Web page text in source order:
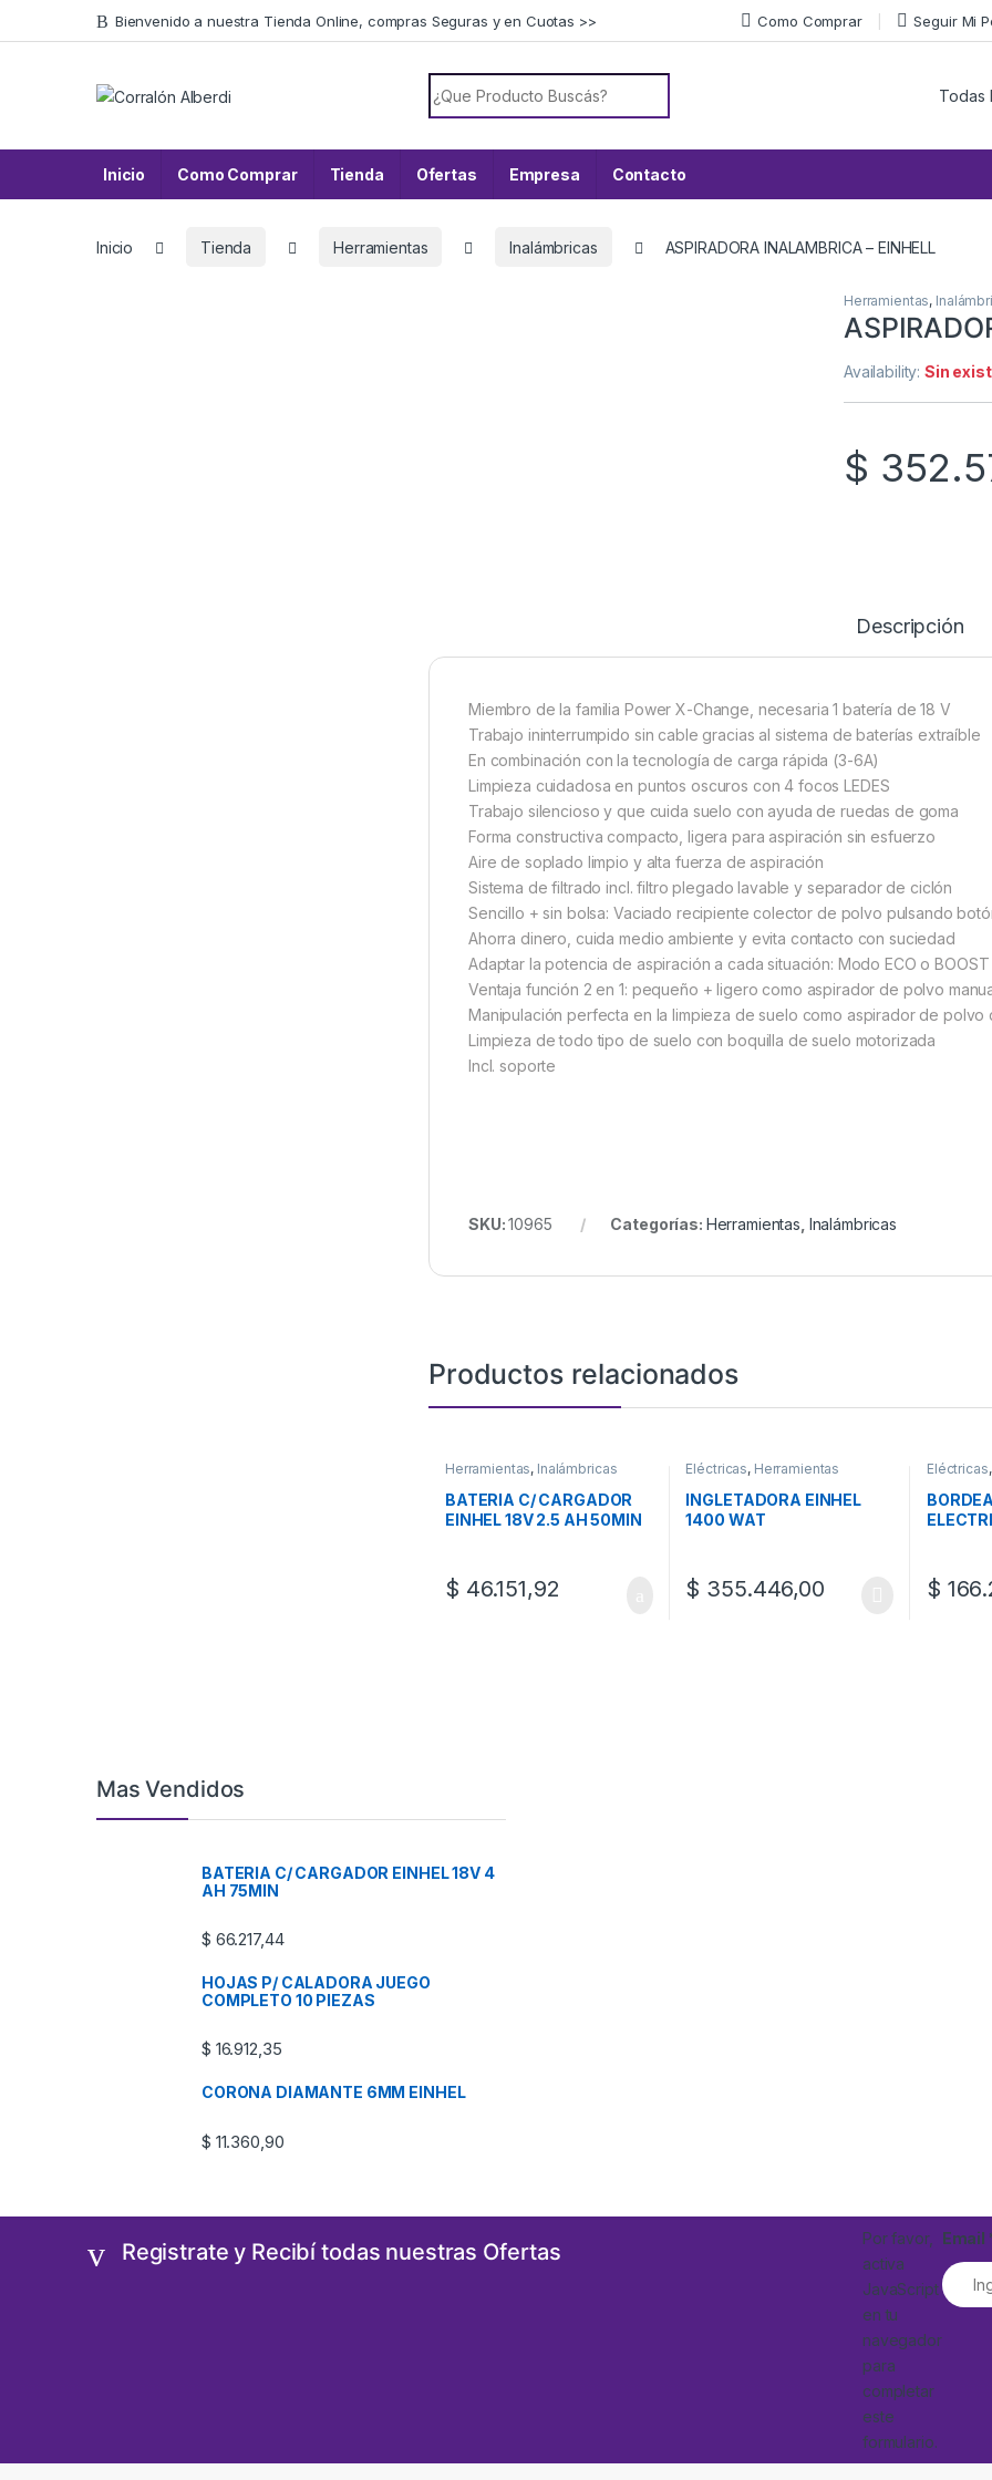
Skip to navigation
Skip to content Bienvenido a nuestra Tienda Online, compras Seguras y en Cuotas >> Como Comprar Seguir Mi
Search for:
Inicio Como Comprar Tienda Ofertas Empresa Contacto
Inicio Tienda Herramientas Inalámbricas ASPIRADORA INALAMBRICA – EINHELL
Herramientas,
Availability:Sin
$
Descripción
Miembro de la familia Power X-Change, necesaria 1 batería de 18 V
Trabajo ininterrumpido sin cable gracias al sistema de baterías extraíble
En combinación con la tecnología de carga rápida (3-6A)
Limpieza cuidadosa en puntos oscuros con 4 focos LEDES
Trabajo silencioso y que cuida suelo con ayuda de ruedas de goma
Forma constructiva compacto, ligera para aspiración sin esfuerzo
Aire de soplado limpio y alta fuerza de aspiración
Sistema de filtrado incl. filtro plegado lavable y separador de ciclón
Sencillo + sin bolsa: Vaciado recipiente colector de polvo pulsando
Ahorra dinero, cuida medio ambiente y evita contacto con suciedad
Adaptar la potencia de aspiración a cada situación: Modo ECO o BOOST
Ventaja función 2 en 1: pequeño + ligero como aspirador de polvo
Manipulación perfecta en la limpieza de suelo como aspirador de polvo
Limpieza de todo tipo de suelo con boquilla de suelo motorizada
Incl. soporte
SKU:10965 Categorías: Herramientas, Inalámbricas
Productos relacionados
Herramientas, Inalámbricas
BATERIA C/ CARGADOR
EINHEL 18V 2.5 AH 50MIN
$ 46.151,92
Eléctricas, Herramientas
INGLETADORA EINHEL
1400 WAT
$ 355.446,00
Eléctricas,
$
Mas Vendidos
BATERIA C/ CARGADOR EINHEL 18V 4
AH 75MIN
$ 66.217,44
HOJAS P/ CALADORA JUEGO
COMPLETO 10 PIEZAS
$ 16.912,35
CORONA DIAMANTE 6MM EINHEL
$ 11.360,90
Registrate y Recibí todas nuestras Ofertas
Por favor,
activa
JavaScript
en tu
navegador
para
completar
este
formulario.
Email